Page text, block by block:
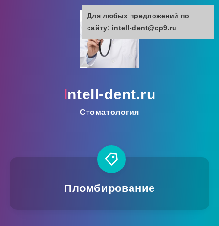
intell-dent.ru
Стоматология
Пломбирование
Для любых предложений по
сайту: intell-dent@cp9.ru